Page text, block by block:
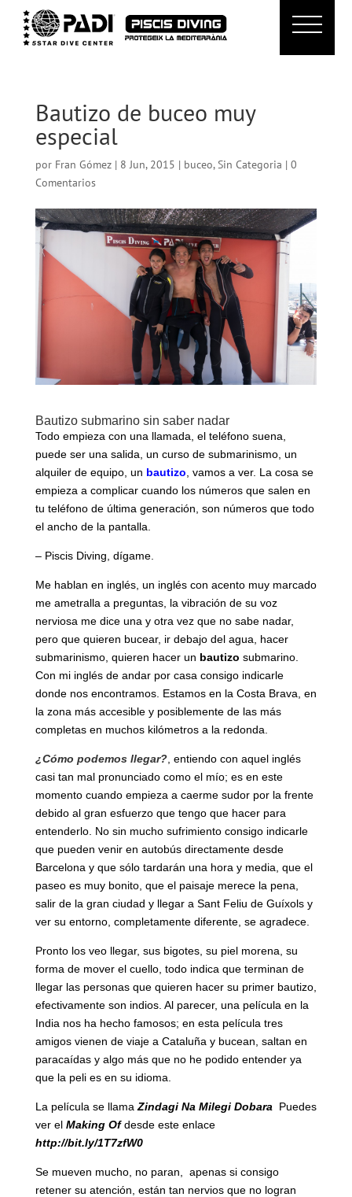
Bautizo de buceo muy
especial
por Fran Gómez| 8 Jun, 2015 | buceo,Sin Categoria | 0
Comentarios
Bautizo submarino sin saber nadar
Todo empieza con una llamada, el teléfono suena,
puede ser una salida, un curso de submarinismo, un
alquiler de equipo, un bautizo , vamos a ver. La cosa se
empieza a complicar cuando los números que salen en
tu teléfono de última generación, son números que todo
el ancho de la pantalla.
– Piscis Diving, dígame.
Me hablan en inglés, un inglés con acento muy marcado
me ametralla a preguntas, la vibración de su voz
nerviosa me dice una y otra vez que no sabe nadar,
pero que quieren bucear, ir debajo del agua, hacer
submarinismo, quieren hacer un bautizo submarino.
Con mi inglés de andar por casa consigo indicarle
donde nos encontramos. Estamos en la Costa Brava, en
la zona más accesible y posiblemente de las más
completas en muchos kilómetros a la redonda.
¿Cómo podemos llegar?, entiendo con aquel inglés
casi tan mal pronunciado como el mío; es en este
momento cuando empieza a caerme sudor por la frente
debido al gran esfuerzo que tengo que hacer para
entenderlo. No sin mucho sufrimiento consigo indicarle
que pueden venir en autobús directamente desde
Barcelona y que sólo tardarán una hora y media, que el
paseo es muy bonito, que el paisaje merece la pena,
salir de la gran ciudad y llegar a Sant Feliu de Guíxols y
ver su entorno, completamente diferente, se agradece.
Pronto los veo llegar, sus bigotes, su piel morena, su
forma de mover el cuello, todo indica que terminan de
llegar las personas que quieren hacer su primer bautizo,
efectivamente son indios. Al parecer, una película en la
India nos ha hecho famosos; en esta película tres
amigos vienen de viaje a Cataluña y bucean, saltan en
paracaídas y algo más que no he podido entender ya
que la peli es en su idioma.
La película se llama Zindagi Na Milegi Dobara Puedes
ver el Making Ofdesde este enlace
http://bit.ly/1T7zfW0
Se mueven mucho, no paran, apenas si consigo
retener su atención, están tan nervios que no logran